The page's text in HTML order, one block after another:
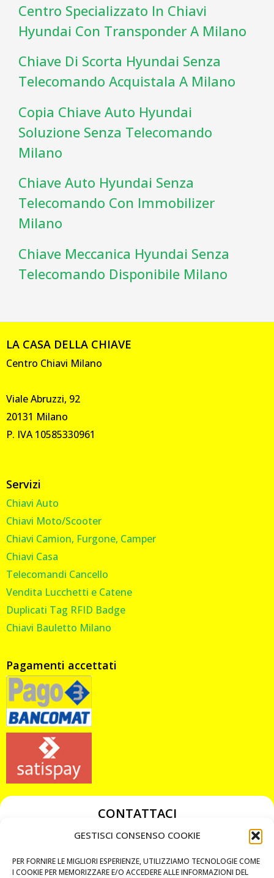
GESTISCI CONSENSO COOKIE
PER FORNIRE LE MIGLIORI ESPERIENZE, UTILIZZIAMO TECNOLOGIE COME
I COOKIE PER MEMORIZZARE E/O ACCEDERE ALLE INFORMAZIONI DEL
Centro Specializzato In Chiavi
Hyundai Con Transponder A Milano
Chiave Di Scorta Hyundai Senza
Telecomando Acquistala A Milano
Copia Chiave Auto Hyundai
Soluzione Senza Telecomando
Milano
Chiave Auto Hyundai Senza
Telecomando Con Immobilizer
Milano
Chiave Meccanica Hyundai Senza
Telecomando Disponibile Milano
LA CASA DELLA CHIAVE
Centro Chiavi Milano
Viale Abruzzi, 92
20131 Milano
P. IVA 10585330961
Servizi
Chiavi Auto
Chiavi Moto/Scooter
Chiavi Camion, Furgone, Camper
Chiavi Casa
Telecomandi Cancello
Vendita Lucchetti e Catene
Duplicati Tag RFID Badge
Chiavi Bauletto Milano
Pagamenti accettati
CONTATTACI
349 3863811
chiavicodificate@gmail.com